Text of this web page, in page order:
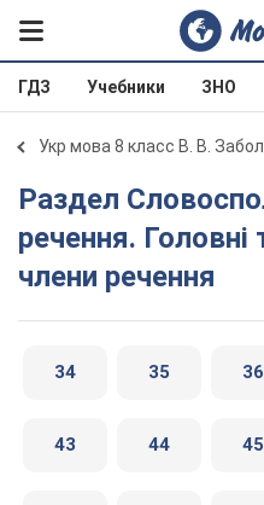
ГДЗ Учебники ЗНО
Укр мова 8 класс В. В.
Раздел Словосполучення і
речення. Головні
члени речення
34 35 36
43 44 45